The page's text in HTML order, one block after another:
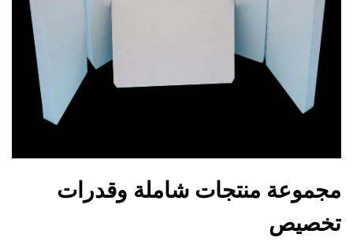
مجموعة منتجات شاملة وقدرات
تخصيص